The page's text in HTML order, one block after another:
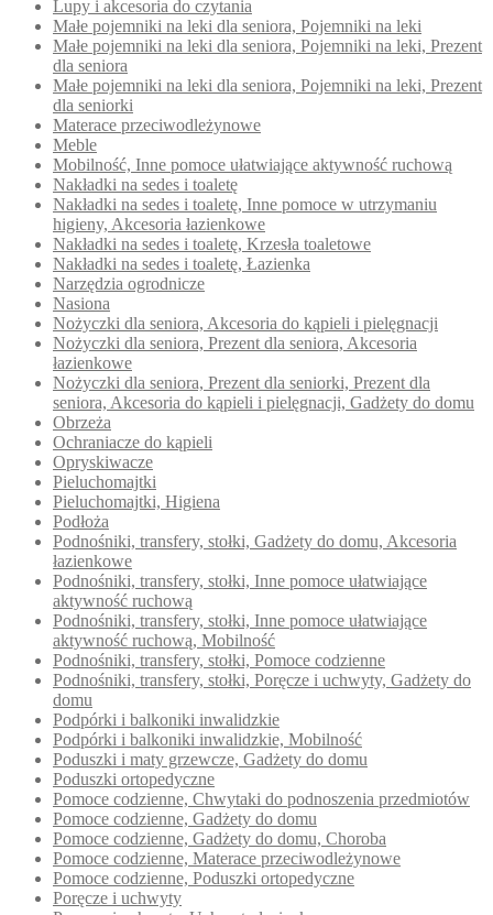
Lupy i akcesoria do czytania
Małe pojemniki na leki dla seniora, Pojemniki na leki
Małe pojemniki na leki dla seniora, Pojemniki na leki, Prezent
dla seniora
Małe pojemniki na leki dla seniora, Pojemniki na leki, Prezent
dla seniorki
Materace przeciwodleżynowe
Meble
Mobilność, Inne pomoce ułatwiające aktywność ruchową
Nakładki na sedes i toaletę
Nakładki na sedes i toaletę, Inne pomoce w utrzymaniu
higieny, Akcesoria łazienkowe
Nakładki na sedes i toaletę, Krzesła toaletowe
Nakładki na sedes i toaletę, Łazienka
Narzędzia ogrodnicze
Nasiona
Nożyczki dla seniora, Akcesoria do kąpieli i pielęgnacji
Nożyczki dla seniora, Prezent dla seniora, Akcesoria
łazienkowe
Nożyczki dla seniora, Prezent dla seniorki, Prezent dla
seniora, Akcesoria do kąpieli i pielęgnacji, Gadżety do domu
Obrzeża
Ochraniacze do kąpieli
Opryskiwacze
Pieluchomajtki
Pieluchomajtki, Higiena
Podłoża
Podnośniki, transfery, stołki, Gadżety do domu, Akcesoria
łazienkowe
Podnośniki, transfery, stołki, Inne pomoce ułatwiające
aktywność ruchową
Podnośniki, transfery, stołki, Inne pomoce ułatwiające
aktywność ruchową, Mobilność
Podnośniki, transfery, stołki, Pomoce codzienne
Podnośniki, transfery, stołki, Poręcze i uchwyty, Gadżety do
domu
Podpórki i balkoniki inwalidzkie
Podpórki i balkoniki inwalidzkie, Mobilność
Poduszki i maty grzewcze, Gadżety do domu
Poduszki ortopedyczne
Pomoce codzienne, Chwytaki do podnoszenia przedmiotów
Pomoce codzienne, Gadżety do domu
Pomoce codzienne, Gadżety do domu, Choroba
Pomoce codzienne, Materace przeciwodleżynowe
Pomoce codzienne, Poduszki ortopedyczne
Poręcze i uchwyty